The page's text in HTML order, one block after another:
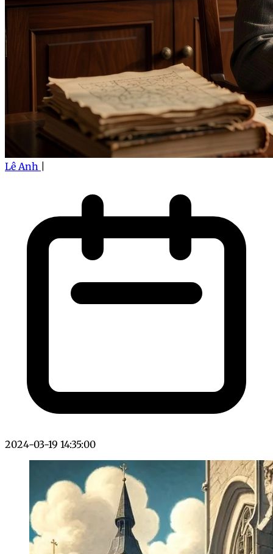
Lê Anh
2024-03-19 14:35:00